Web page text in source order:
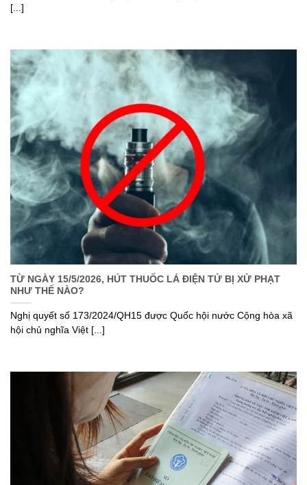
[...]
TỪ NGÀY 15/5/2026, HÚT THUỐC LÁ ĐIỆN TỬ BỊ XỬ PHẠT
NHƯ THẾ NÀO?
Nghị quyết số 173/2024/QH15 được Quốc hội nước Cộng hòa xã
hội chủ nghĩa Việt [...]